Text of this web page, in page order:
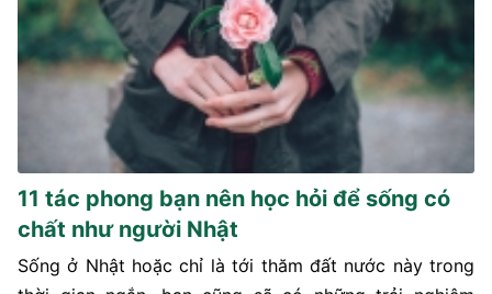
11 tác phong bạn nên học hỏi để sống có
chất như người Nhật
Sống ở Nhật hoặc chỉ là tới thăm đất nước này trong